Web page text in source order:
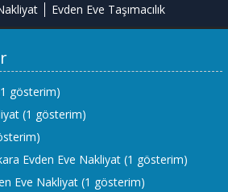
Evden Eve Taşımacılık
gösterim)
(1 gösterim)
Evden Eve Nakliyat (1 gösterim)
Eve Nakliyat (1 gösterim)